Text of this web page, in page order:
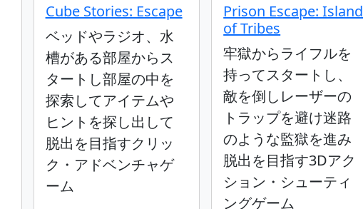
Cube Stories: Escape
ベッドやラジオ、水
槽がある部屋からス
タートし部屋の中を
探索してアイテムや
ヒントを探し出して
脱出を目指すクリッ
ク・アドベンチャゲ
ーム
Prison Escape: Island
of Tribes
牢獄からライフルを
持ってスタートし、
敵を倒しレーザーの
トラップを避け迷路
のような監獄を進み
脱出を目指す3Dアク
ション・シューティ
ングゲーム